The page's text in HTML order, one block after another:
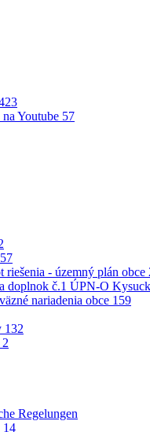
Youtube 57
57
riešenia - územný plán obce
doplnok č.1 ÚPN-O
nariadenia obce 159
132
2
Regelungen
14